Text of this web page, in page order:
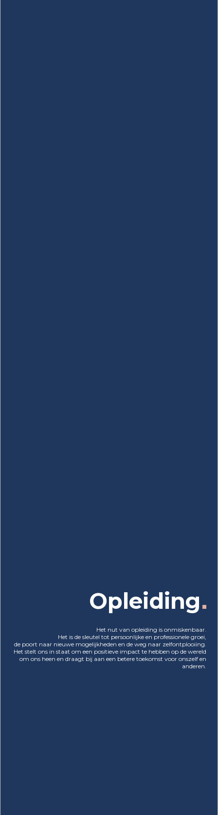
Opleiding
Het nut van opleiding is onmiskenbaar.
Het is de sleutel tot persoonlijke en professionele groei,
de poort naar nieuwe mogelijkheden en de weg naar zelfontplooiing.
Het stelt ons in staat om een positieve impact te hebben op de wereld
om ons heen en draagt bij aan een betere toekomst voor onszelf en
anderen.